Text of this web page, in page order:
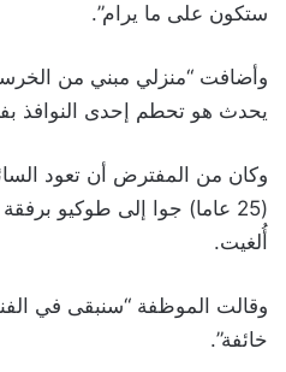
ستكون على ما يرام”.
وأضافت “منزلي مبني من
يحدث هو تحطم إحدى النوافذ
وكان من المفترض أن تعود
(25 عاما) جوا إلى طوكيو
أُلغيت.
وقالت الموظفة “سنبقى في
خائفة”.